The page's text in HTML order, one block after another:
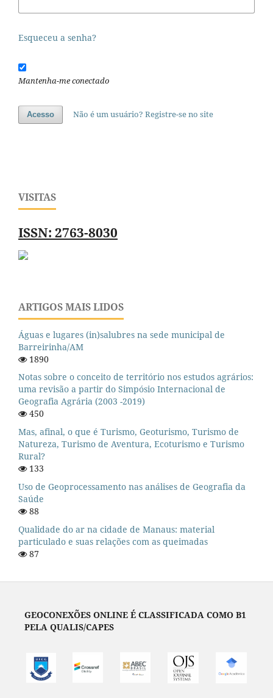
Esqueceu a senha?
Mantenha-me conectado
Acesso Não é um usuário? Registre-se no site
VISITAS
ISSN: 2763-8030
ARTIGOS MAIS LIDOS
Águas e lugares (in)salubres na sede municipal de
Barreirinha/AM
1890
Notas sobre o conceito de território nos estudos agrários:
uma revisão a partir do Simpósio Internacional de
Geografia Agrária (2003 -2019)
450
Mas, afinal, o que é Turismo, Geoturismo, Turismo de
Natureza, Turismo de Aventura, Ecoturismo e Turismo
Rural?
133
Uso de Geoprocessamento nas análises de Geografia da
Saúde
88
Qualidade do ar na cidade de Manaus: material
particulado e suas relações com as queimadas
87
GEOCONEXÕES ONLINE É CLASSIFICADA COMO B1
PELA QUALIS/CAPES